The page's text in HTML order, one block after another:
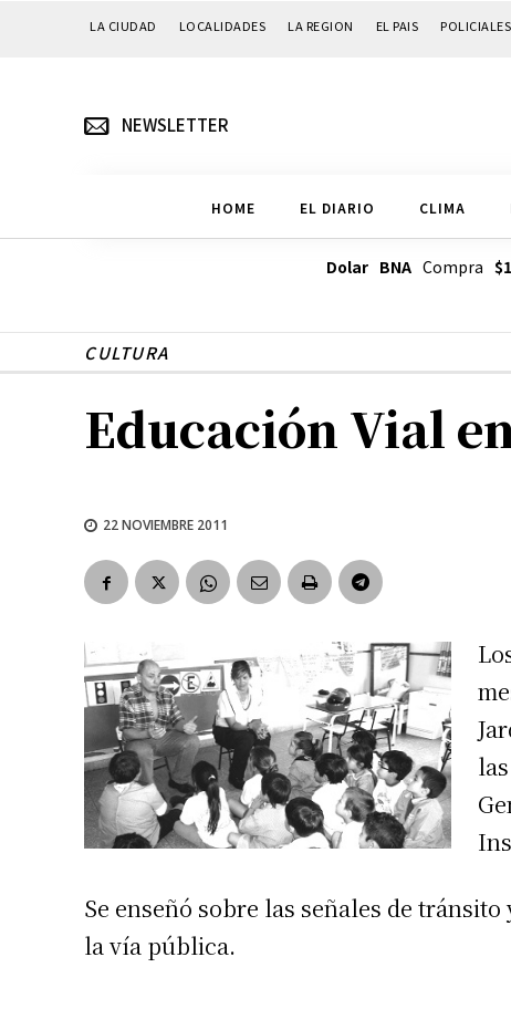
LA CIUDAD LOCALIDADES LA REGION EL PAIS POLICIALES
NEWSLETTER
HOME EL DIARIO CLIMA
Dolar BNACompra
CULTURA
Educación Vial
22 NOVIEMBRE 2011
Se enseñó sobre las señales de
la vía pública.